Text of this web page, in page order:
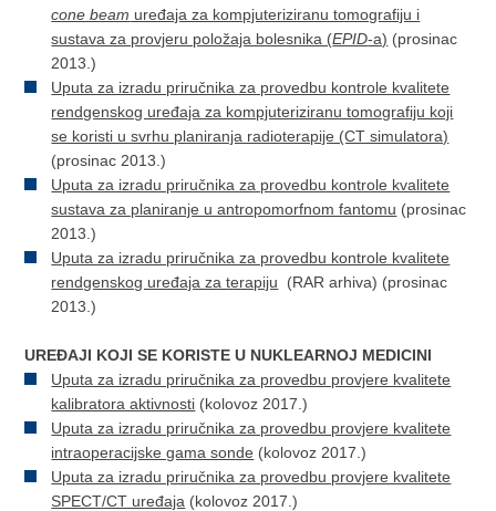
cone beam uređaja za kompjuteriziranu tomografiju i
sustava za provjeru položaja bolesnika (EPID-a) (prosinac
2013.)
Uputa za izradu priručnika za provedbu kontrole kvalitete
rendgenskog uređaja za kompjuteriziranu tomografiju koji
se koristi u svrhu planiranja radioterapije (CT simulatora)
(prosinac 2013.)
Uputa za izradu priručnika za provedbu kontrole kvalitete
sustava za planiranje u antropomorfnom fantomu (prosinac
2013.)
Uputa za izradu priručnika za provedbu kontrole kvalitete
rendgenskog uređaja za terapiju (RAR arhiva) (prosinac
2013.)
UREĐAJI KOJI SE KORISTE U NUKLEARNOJ MEDICINI
Uputa za izradu priručnika za provedbu provjere kvalitete
kalibratora aktivnosti (kolovoz 2017.)
Uputa za izradu priručnika za provedbu provjere kvalitete
intraoperacijske gama sonde (kolovoz 2017.)
Uputa za izradu priručnika za provedbu provjere kvalitete
SPECT/CT uređaja (kolovoz 2017.)